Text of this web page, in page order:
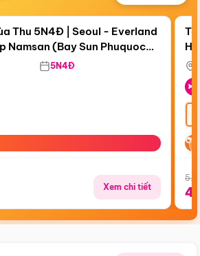
Airways
Thu 5N4Đ | Seoul - Everland
Namsan (Bay Sun Phuquoc
5N4Đ
Xem chi tiết